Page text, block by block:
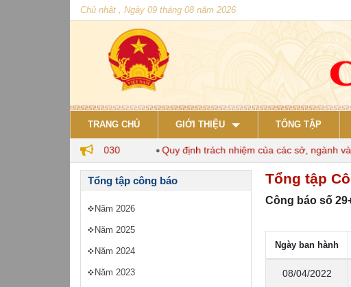
Chủ nhật , Ngày 09 tháng 08 năm 2026
TRANG CHỦ GIỚI THIỆU TỔNG TẬP
nuôi đến năm 2030 Quy định trách nhiệm của các sở, ngành và
Tổng tập công báo
Năm 2026
Năm 2025
Năm 2024
Năm 2023
Tổng tập
Công báo số
Ngày ban hành
08/04/2022